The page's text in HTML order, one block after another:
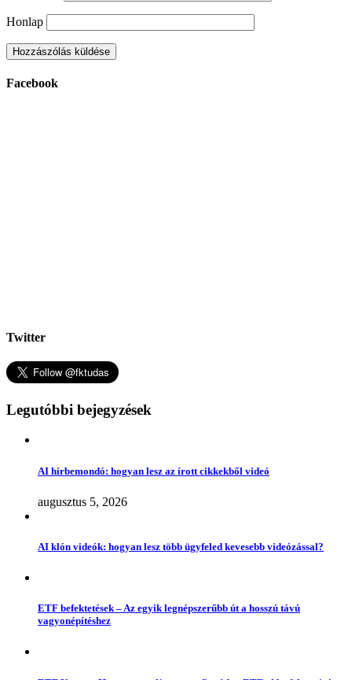
Honlap
Facebook
Twitter
Legutóbbi bejegyzések
AI hírbemondó: hogyan lesz az írott cikkekből videó
augusztus 5, 2026
AI klón videók: hogyan lesz több ügyfeled kevesebb videózással?
ETF befektetések – Az egyik legnépszerűbb út a hosszú távú
vagyonépítéshez